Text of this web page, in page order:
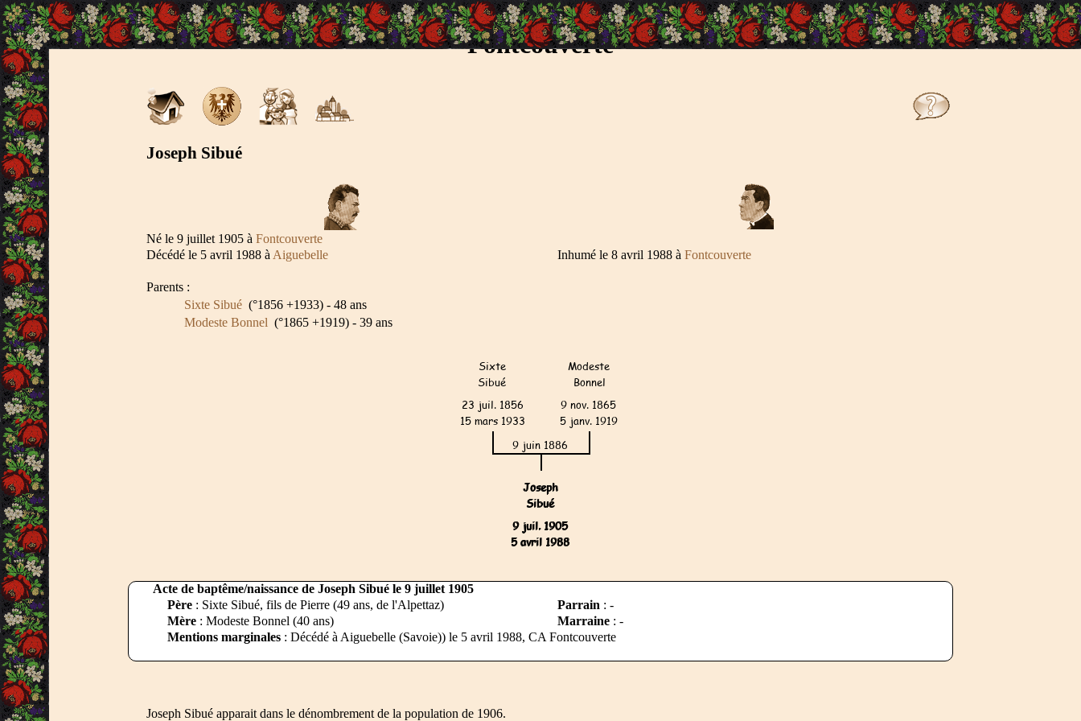
Fontcouverte
Joseph Sibué
Né le 9 juillet 1905 à Fontcouverte
Décédé le 5 avril 1988 à Aiguebelle Inhumé le 8 avril 1988 à Fontcouverte
Parents :
Sixte Sibué (°1856 +1933) - 48 ans
Modeste Bonnel (°1865 +1919) - 39 ans
Acte de baptême/naissance de Joseph Sibué le 9 juillet 1905
Père : Sixte Sibué, fils de Pierre (49 ans, de l'Alpettaz) Parrain : -
Mère : Modeste Bonnel (40 ans) Marraine : -
Mentions marginales : Décédé à Aiguebelle (Savoie)) le 5 avril 1988, CA Fontcouverte
Joseph Sibué apparait dans le dénombrement de la population de 1906.